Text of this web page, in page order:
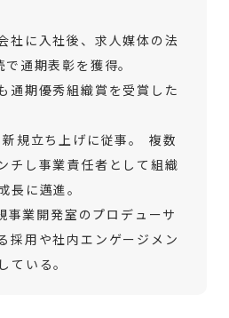
社に入社後、求人媒体の法
通期表彰を獲得。
通期優秀組織賞を受賞した
規立ち上げに従事。 複数
チし事業責任者として組織
長に邁進。
業開発室のプロデューサ
採用や社内エンゲージメン
ている。